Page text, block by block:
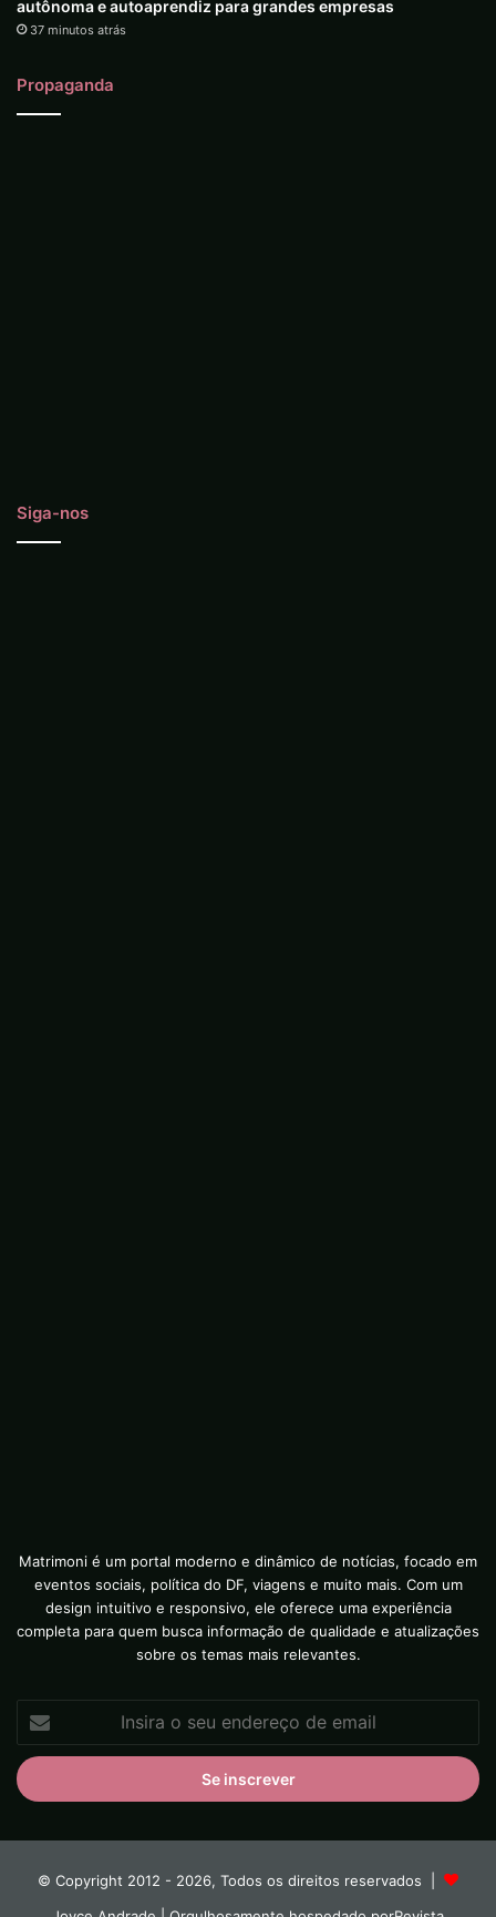
autônoma e autoaprendiz para grandes empresas
37 minutos atrás
Propaganda
Siga-nos
Matrimoni é um portal moderno e dinâmico de notícias, focado em
eventos sociais, política do DF, viagens e muito mais. Com um
design intuitivo e responsivo, ele oferece uma experiência
completa para quem busca informação de qualidade e atualizações
sobre os temas mais relevantes.
Insira
seu
endereço
de
© Copyright 2012 - 2026, Todos os direitos reservados |